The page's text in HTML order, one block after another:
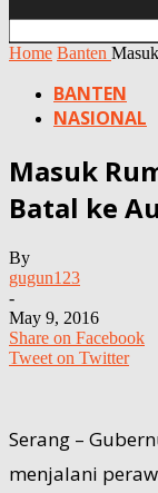
Home Banten
BANTEN
NASIONAL
Masuk
Batal ke
By
gugun123
-
May 9, 2016
Share on Facebook
Tweet on Twitter
Serang –
menjalani